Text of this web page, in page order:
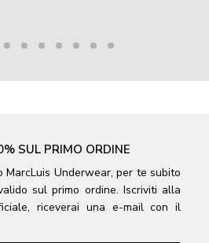
SUL PRIMO ORDINE
MarcLuis Underwear, per te subito
sul primo ordine. Iscriviti alla
riceverai una e-mail con il